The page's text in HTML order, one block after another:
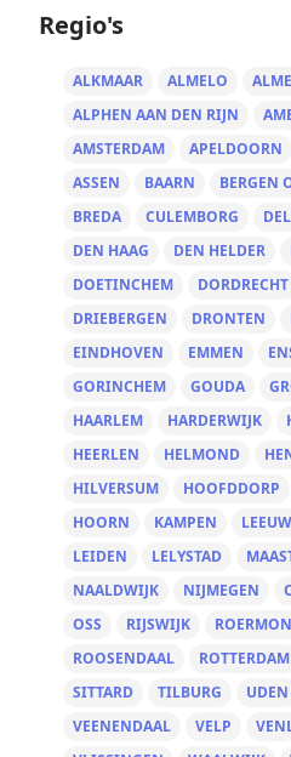
Regio's
ALKMAAR ALMELO
ALPHEN AAN DEN RIJN
AMSTERDAM
APELDOORN
ASSEN
BAARN
BERGEN
BREDA
CULEMBORG
DEN HAAG
DEN HELDER
DOETINCHEM
DORDRECHT
DRIEBERGEN
DRONTEN
EINDHOVEN
EMMEN
GORINCHEM
GOUDA
HAARLEM
HARDERWIJK
HEERLEN
HELMOND
HILVERSUM
HOOFDDORP
HOORN
KAMPEN
LEIDEN
LELYSTAD
NAALDWIJK
NIJMEGEN
OSS
RIJSWIJK
ROOSENDAAL
ROTTERDAM
SITTARD
TILBURG UDEN
VEENENDAAL
VELP